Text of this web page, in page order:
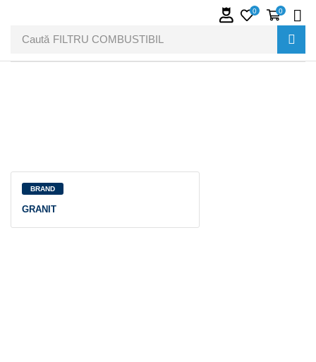
Caută FILTRU COMBUSTIBIL
0 0
BRAND
GRANIT